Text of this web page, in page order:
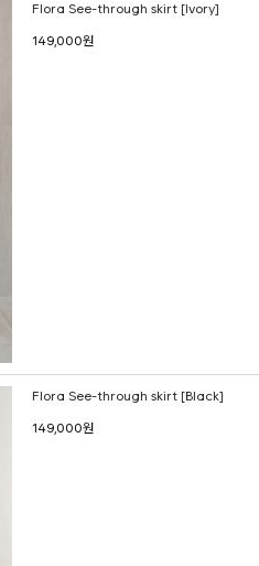
Flora See-through skirt [Ivory]
149,000원
Flora See-through skirt [Black]
149,000원